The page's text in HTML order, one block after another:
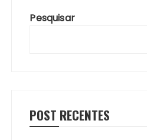
Pesquisar
POST RECENTES